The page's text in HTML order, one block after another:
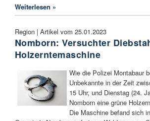
Weiterlesen »
Region | Artikel vom 25.01.2023
Nomborn: Versuchter
Holzerntemaschine
Wie die Polizei Montabaur
Unbekannte in der Zeit
15 Uhr, und Dienstag (24.
Nomborn eine grüne
Die Maschine befand sich